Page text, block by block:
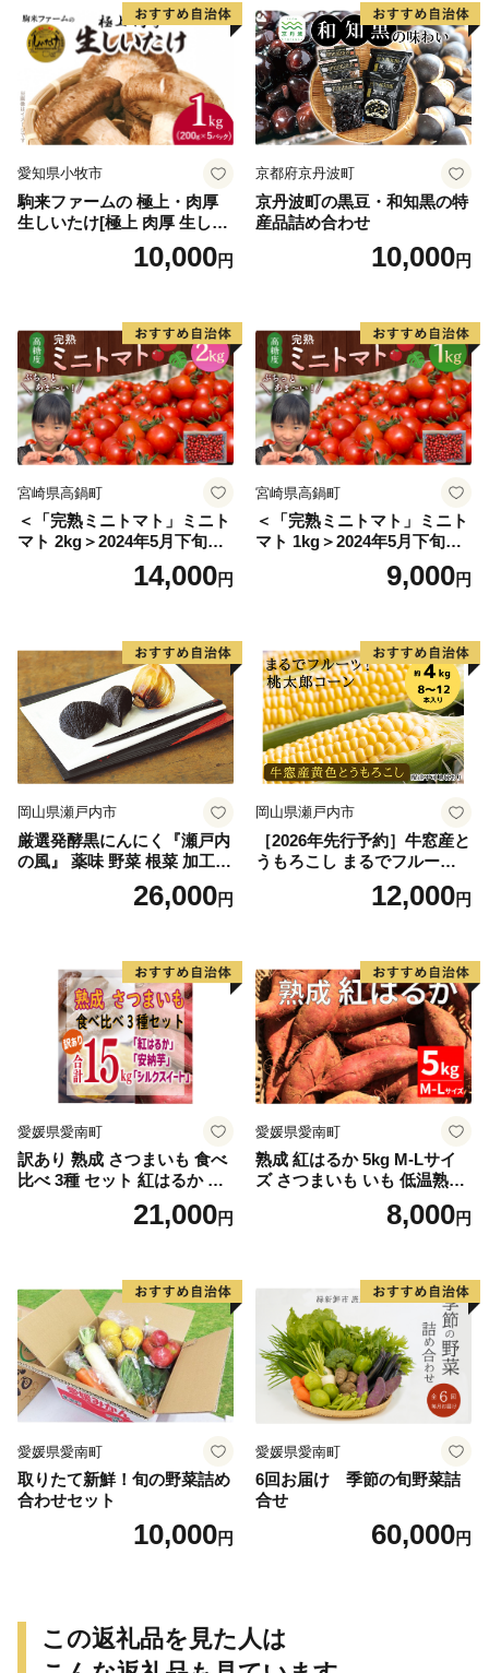
箱根の西側、標高50m以上の山の斜面に広がる畑では、
古くから三島大根、三島甘藷、三島人参など、高品質の
露地野菜を栽培しています。なかでも三島馬鈴薯は、平
成28年10月、全国で18番目に国の地理的表示保護制度
(GI)に登録されるなど、高い評価を受けています。「三
名物です。
愛知県小牧市
駒来ファームの 極上・肉厚
生しいたけ[極上 肉厚 生しい
たけ 生シイタケ 生椎茸 安心
安全 国産 採れたて 新鮮 きの
10,000円
京都府京丹波町
京丹波町の黒豆・和知黒の特
産品詰め合わせ
10,000円
宮崎県高鍋町
＜「完熟ミニトマト」ミニト
マト 2kg＞2024年5月下旬迄
に順次出荷 野菜ソムリエサ
ミット アルル・リリカ共に
県 高鍋町産 産地直送 有機肥
料使用 高糖度 西森農園
14,000円
宮崎県高鍋町
＜「完熟ミニトマト」ミニト
マト 1kg＞2024年5月下旬迄
に順次出荷 野菜ソムリエサ
ミット アルル・リリカ共に
県 高鍋町産 産地直送 有機肥
料使用 高糖度 西森農園
9,000円
岡山県瀬戸内市
厳選発酵黒にんにく『瀬戸内
の風』 薬味 野菜 根菜 加工食
26,000円
岡山県瀬戸内市
［2026年先行予約］牛窓産と
うもろこし まるでフルー
ツ！最高糖度25度超え 生で
甘い、茹でて美味い！ 黄色
野菜
12,000円
愛媛県愛南町
訳あり 熟成 さつまいも 食べ
比べ 3種 セット 紅はるか 安
納芋 シルクスイート 合計 15
kg サイズ混合 サツマイモ 焼
芋 ほしいも スイートポテト
いも天 サイズミックス 甘い
ねっとり 生芋 新芋 あんのう
いも 甘藷 べにはるか スイー
ツ 国産 糖度 産地直送 農家直
送 数量限定 21000円 愛媛 愛
南 ミッチーのおみかん畑
21,000円
愛媛県愛南町
熟成 紅はるか 5kg M-Lサイ
ズ さつまいも いも 低温熟成
完全熟成収穫 甘い 糖度 焼き
芋 やきいも スイートポテト
8,000円
愛媛県愛南町
取りたて新鮮！旬の野菜詰め
合わせセット
10,000円
愛媛県愛南町
6回お届け 季節の旬野菜詰
合せ
60,000円
この返礼品を見た人は